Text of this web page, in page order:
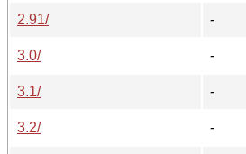
2.91/
-
3.0/
-
3.1/
-
3.2/
-